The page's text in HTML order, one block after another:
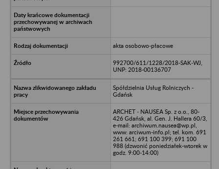
akta osobowo-płacowe
992700/611/1228/2018-SAK-WJ,
UNP: 2018-00136707
Spółdzielnia Usług Rolniczych -
Gdańsk
ARCHET - NAUSEA Sp. z o.o., 80-
426 Gdańsk, al. Gen. J. Hallera 60/3,
e-mail: archiwum.nausea@wp.pl,
www: arciwum-info.pl; tel. kom. 691
261 661; 691 100 399; 691 100
988 (dzwonić poniedziałek-wtorek w
godz. 9:00-14:00)